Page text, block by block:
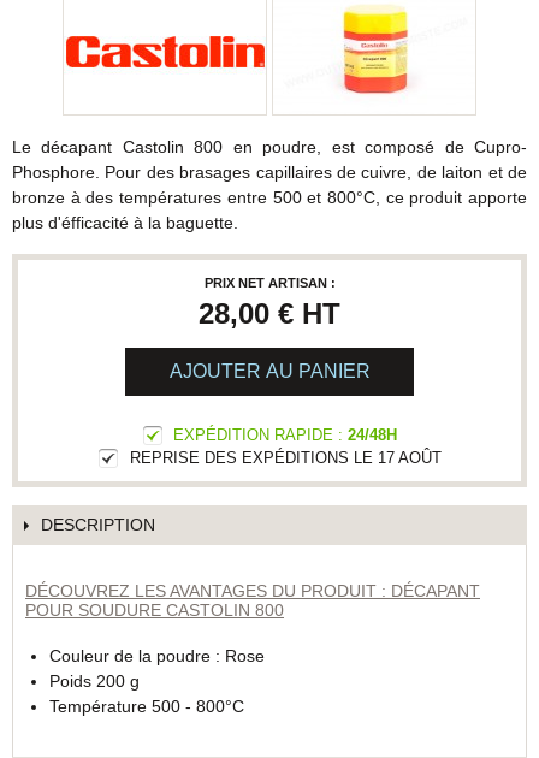
Le décapant Castolin 800 en poudre, est composé de Cupro-
Phosphore. Pour des brasages capillaires de cuivre, de laiton et de
bronze à des températures entre 500 et 800°C, ce produit apporte
plus d'éfficacité à la baguette.
PRIX NET ARTISAN :
28,00 € HT
AJOUTER AU PANIER
EXPÉDITION RAPIDE : 24/48H
REPRISE DES EXPÉDITIONS LE 17 AOÛT
DESCRIPTION
DÉCOUVREZ LES AVANTAGES DU PRODUIT : DÉCAPANT
POUR SOUDURE CASTOLIN 800
Couleur de la poudre : Rose
Poids 200 g
Température 500 - 800°C